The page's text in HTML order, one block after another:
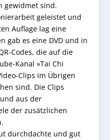
gewidmet sind.
geleistet und
Auflage lag eine
gab es eine DVD und in
Codes, die auf die
Kanal »Tai Chi
Clips im Übrigen
sind. Die Clips
aus der
der zusätzlichen
durchdachte und gut